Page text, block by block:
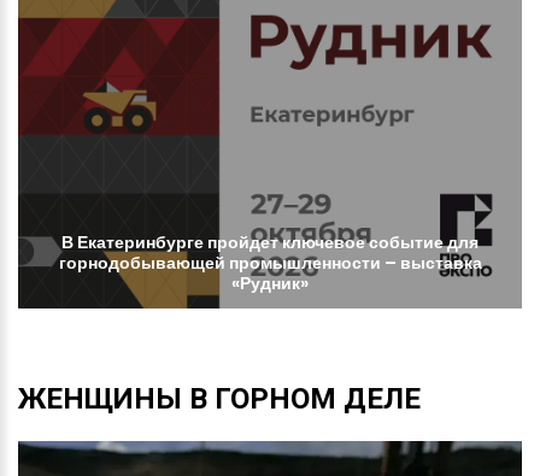
В Екатеринбурге пройдетключевоесобытиедля
горнодобывающей промышленности – выставка
«Рудник»
ЖЕНЩИНЫ В ГОРНОМ ДЕЛЕ